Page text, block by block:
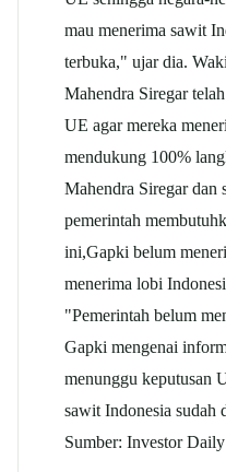
mau menerima sawit
terbuka," ujar dia.
Mahendra Siregar
UE agar mereka
mendukung 100%
Mahendra Siregar dan
pemerintah
ini,Gapki belum
menerima lobi
"Pemerintah belum
Gapki mengenai
menunggu keputusan
sawit Indonesia sudah
Sumber: Investor